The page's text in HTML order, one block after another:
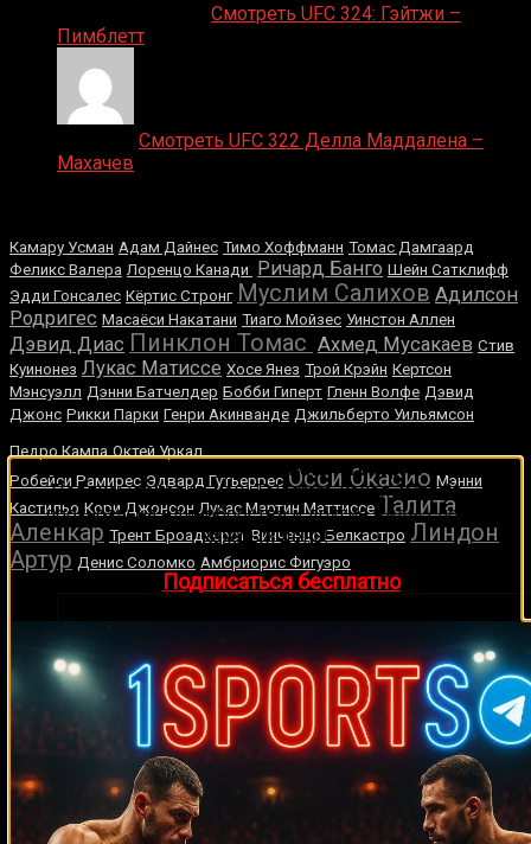
Смотреть UFC 324: Гэйтжи –
Пимблетт
Смотреть UFC 322 Делла Маддалена –
Махачев
Камару Усман Адам Дайнес Тимо Хоффманн Томас Дамгаард
Феликс Валера Лоренцо Канади Ричард Банго Шейн Сатклифф
Эдди Гонсалес Кёртис Стронг Муслим Салихов Адилсон
Родригес Масаёси Накатани Тиаго Мойзес Уинстон Аллен
Дэвид Диас Пинклон Томас Ахмед Мусакаев Стив
Куинонез Лукас Матиссе Хосе Янез Трой Крэйн Кертсон
Мэнсуэлл Дэнни Батчелдер Бобби Гиперт Гленн Волфе Дэвид
Джонс Рикки Парки Генри Акинванде Джильберто Уильямсон
Педро Кампа Октей Уркал
Робейси Рамирес Эдвард Гутьеррес Осси Окасио Мэнни
Кастильо Кори Джонсон Лукас Мартин Маттиссе Талита
Аленкар Трент Броадхерст Винченцо Белкастро Линдон
Артур Денис Соломко Амбриорис Фигуэро
🔥 Хочешь зарабатывать на спорте?
Подписывайся на наш Telegram-канал1Sports—
прогнозы на единоборства и другие виды спорта
каждый день!
Подписаться бесплатно